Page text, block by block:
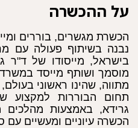
על ההכשרה
הכשרת מגשרים, בוררים
נבנה בשיתוף פעולה עם
בישראל, מייסודו של ד"ר
מוסמך ושותף מייסד במשרד
מתווה, שהינו ראשוני
תחום הבוררות למקצוע
גרידא, באמצעות מהלכים
הכשרה עיוניים ומעשיים עם